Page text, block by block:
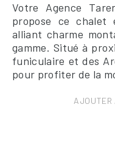
Votre Agence
propose ce chalet
alliant charme
gamme. Situé à
funiculaire et des
pour profiter de la
AJOUTER